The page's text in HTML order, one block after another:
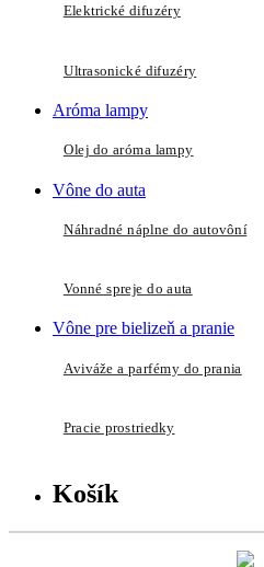
Elektrické difuzéry
Ultrasonické difuzéry
Aróma lampy
Olej do aróma lampy
Vône do auta
Náhradné náplne do autovôní
Vonné spreje do auta
Vône pre bielizeň a pranie
Aviváže a parfémy do prania
Pracie prostriedky
Košík